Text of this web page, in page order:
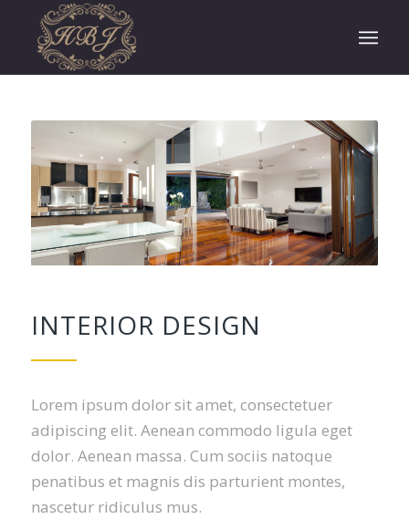
INTERIOR DESIGN
Lorem ipsum dolor sit amet, consectetuer
adipiscing elit. Aenean commodo ligula eget
dolor. Aenean massa. Cum sociis natoque
penatibus et magnis dis parturient montes,
nascetur ridiculus mus.